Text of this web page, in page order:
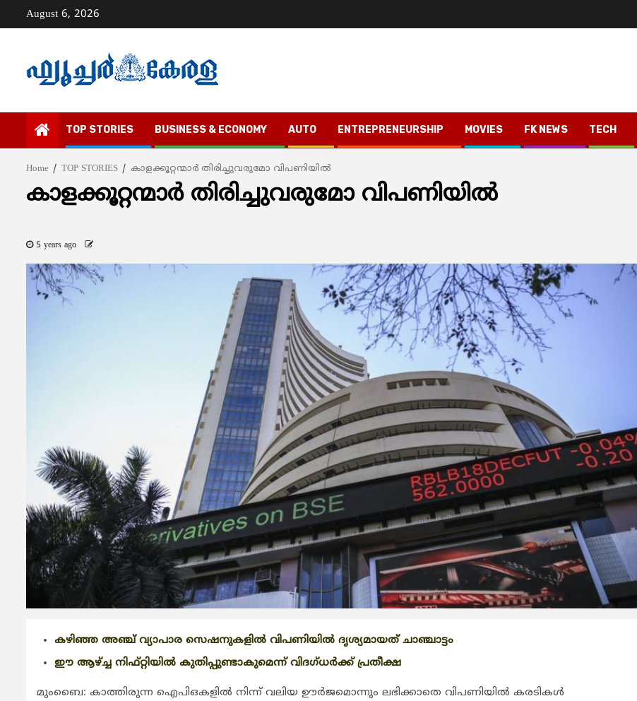
August 6, 2026
TOP STORIES BUSINESS & ECONOMY AUTO ENTREPRENEURSHIP MOVIES FK NEWS TECH
Home TOP STORIES കാളക്കൂറ്റന്മാര്‍ തിരിച്ചുവരുമോ വിപണിയില്‍
കാളക്കൂറ്റന്മാര്‍ തിരിച്ചുവരുമോ വിപണിയില്‍
5 years ago
കഴിഞ്ഞ അഞ്ച് വ്യാപാര സെഷനുകളില്‍ വിപണിയില്‍ ദൃശ്യമായത് ചാഞ്ചാട്ടം
ഈ ആഴ്ച്ച നിഫ്റ്റിയില്‍ കുതിപ്പുണ്ടാകുമെന്ന് വിദഗ്ധര്‍ക്ക് പ്രതീക്ഷ
മുംബൈ: കാത്തിരുന്ന ഐപിഒകളില്‍ നിന്ന് വലിയ ഊര്‍ജമൊന്നും ലഭിക്കാതെ വിപണിയില്‍ കരടികള്‍